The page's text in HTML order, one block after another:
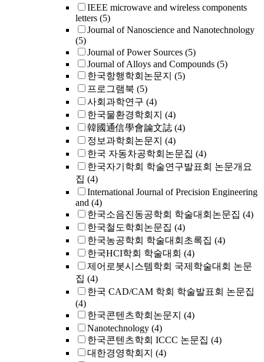
IEEE microwave and wireless components
letters (5)
Journal of Nanoscience and Nanotechnology
(5)
Journal of Power Sources (5)
Journal of Alloys and Compounds (5)
한국항행학회논문지 (5)
프로그램북 (5)
사회과학연구 (4)
한국물환경학회지 (4)
韓國通信學會論文誌 (4)
정보과학회논문지 (4)
한국 자동차공학회논문집 (4)
한국자기학회 학술연구발표회 논문개요
집 (4)
International Journal of Precision Engineering
and (4)
한국소음진동공학회 학술대회논문집 (4)
한국철도학회논문집 (4)
한국농공학회 학술대회초록집 (4)
한국HCI학회 학술대회 (4)
제어로봇시스템학회 국제학술대회 논문
집 (4)
한국 CAD/CAM 학회 학술발표회 논문집
(4)
한국콘텐츠학회논문지 (4)
Nanotechnology (4)
한국콘텐츠학회 ICCC 논문집 (4)
대한경영학회지 (4)